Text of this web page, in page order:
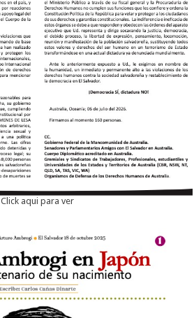
Click aqui para ver